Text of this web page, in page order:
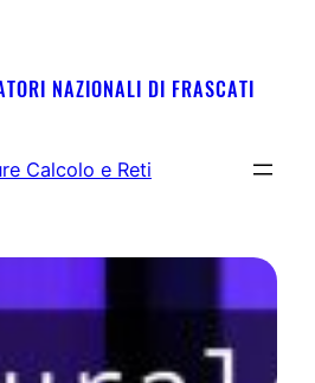
NAZIONALI DI FRASCATI
Calcolo e Reti